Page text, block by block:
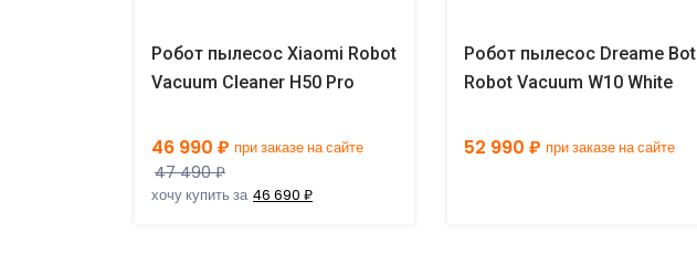
Робот пылесос Xiaomi Robot
Vacuum Cleaner H50 Pro
46 990 ₽ при заказе на сайте
47 490 ₽
хочу купить за 46 690 ₽
Робот пылесос Dreame Bot
Robot Vacuum W10 White
52 990 ₽ при заказе на сайте